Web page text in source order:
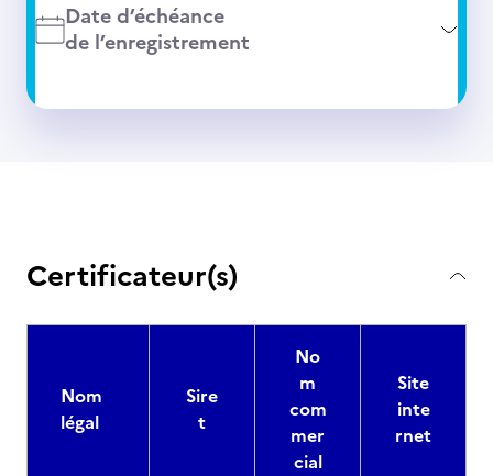
Date d’échéance
de l’enregistrement
Certificateur(s)
Nom
légal
Sire
t
No
m
com
mer
cial
Site
inte
rnet